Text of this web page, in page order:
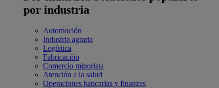
por industria
Automoción
Industria agraria
Logística
Fabricación
Comercio minorista
Atención a la salud
Operaciones bancarias y finanzas